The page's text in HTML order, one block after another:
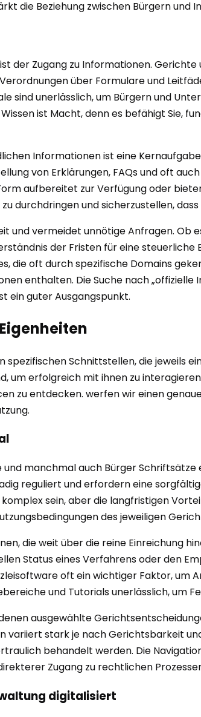
die Beziehung zwischen Bürgern und
der Zugang zu Informationen.
über Formulare und
sind unerlässlich, um Bürgern und
ist Macht, denn es befähigt Sie,
Informationen ist eine
von Erklärungen, FAQs und oft
aufbereitet zur Verfügung oder
durchdringen und sicherzustellen,
und vermeidet unnötige Anfragen. Ob
der Fristen für eine
die oft durch spezifische Domains
enthalten. Die Suche nach „offizielle
ein guter Ausgangspunkt.
Schnittstellen, die jeweils
um erfolgreich mit ihnen zu
zu entdecken. werfen wir einen
manchmal auch Bürger
reguliert und erfordern eine
sein, aber die langfristigen
des jeweiligen
die weit über die reine Einreichung
Status eines Verfahrens oder den
oft ein wichtiger Faktor, um
und Tutorials unerlässlich, um
ausgewählte
variiert stark je nach Gerichtsbarkeit
behandelt werden. Die
Zugang zu rechtlichen
digitalisiert